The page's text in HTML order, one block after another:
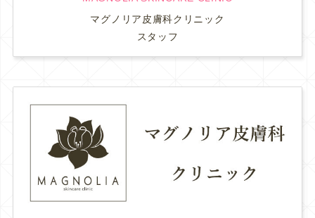
マグノリア皮膚科クリニック
スタッフ